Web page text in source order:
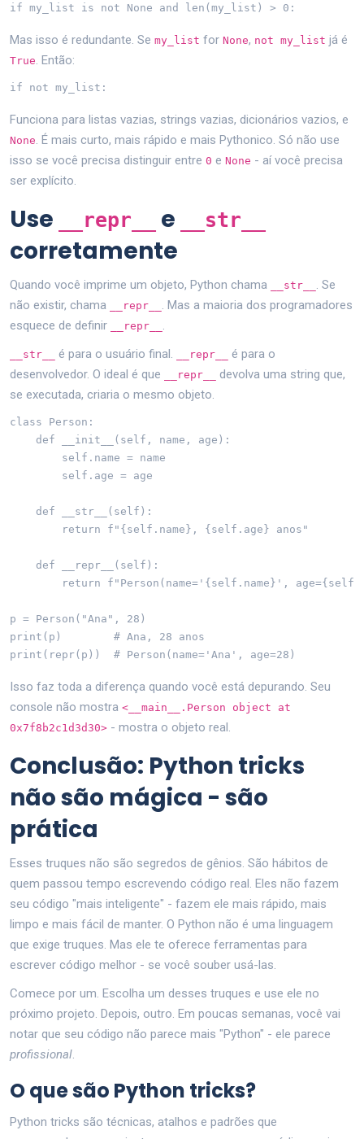
if my_list is not None and len(my_list) > 0:
Mas isso é redundante. Se my_list for None, not my_list já é
True . Então:
if not my_list:
Funciona para listas vazias, strings vazias, dicionários vazios, e
None . É mais curto, mais rápido e mais Pythonico. Só não use
isso se você precisa distinguir entre 0 e None - aí você precisa
ser explícito.
Use __repr__ e __str__
corretamente
Quando você imprime um objeto, Python chama __str__
. Se
não existir, chama
__repr__
. Mas a maioria dos programadores
esquece de definir
__repr__
__str__ é para o usuário final. __repr__
é para o
desenvolvedor. O ideal é que
__repr__
devolva uma string que,
se executada, criaria o mesmo objeto.
class Person:
    def __init__(self, name, age):
        self.name = name
        self.age = age
    def __str__(self):
        return f"{self.name}, {self.age} anos"
    def __repr__(self):
return f"Person(name='{self.name}',
p = Person("Ana", 28)
print(p)        # Ana, 28 anos
print(repr(p))  # Person(name='Ana', age=28)
Isso faz toda a diferença quando você está depurando. Seu
console não mostra <__main__.Person object at
0x7f8b2c1d3d30> - mostra o objeto real.
Conclusão: Python tricks
não são mágica - são
prática
Esses truques não são segredos de gênios. São hábitos de
quem passou tempo escrevendo código real. Eles não fazem
seu código "mais inteligente" - fazem ele mais rápido, mais
limpo e mais fácil de manter. O Python não é uma linguagem
que exige truques. Mas ele te oferece ferramentas para
escrever código melhor - se você souber usá-las.
Comece por um. Escolha um desses truques e use ele no
próximo projeto. Depois, outro. Em poucas semanas, você vai
notar que seu código não parece mais "Python" - ele parece
profissional
O que são Python tricks?
Python tricks são técnicas, atalhos e padrões que